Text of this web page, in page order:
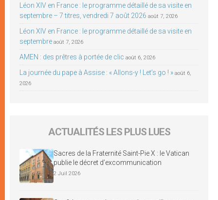
Léon XIV en France : le programme détaillé de sa visite en
septembre – 7 titres, vendredi 7 août 2026 août 7, 2026
Léon XIV en France : le programme détaillé de sa visite en
septembre août 7, 2026
AMEN : des prêtres à portée de clic août 6, 2026
La journée du pape à Assise : « Allons-y ! Let’s go ! » août 6,
2026
ACTUALITÉS LES PLUS LUES
Sacres de la Fraternité Saint-Pie X : le Vatican
publie le décret d’excommunication
2 Juil 2026